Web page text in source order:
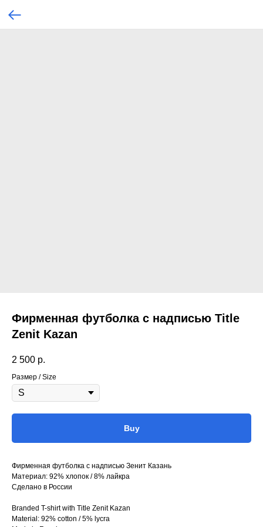
Фирменная футболка с надписью Title
Zenit Kazan
2 500 р.
Размер / Size
Buy
Фирменная футболка с надписью Зенит Казань
Материал: 92% хлопок / 8% лайкра
Сделано в России
Branded T-shirt with Title Zenit Kazan
Material: 92% cotton / 5% lycra